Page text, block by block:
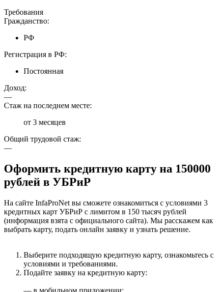
Требования
Гражданство:
РФ
Регистрация в РФ:
Постоянная
Доход:
—
Стаж на последнем месте:
от 3 месяцев
Общий трудовой стаж:
—
Оформить кредитную карту на 150000
рублей в УБРиР
На сайте InfaProNet вы сможете ознакомиться с условиями 3
кредитных карт УБРиР с лимитом в 150 тысяч рублей
(информация взята с официального сайта). Мы расскажем как
выбрать карту, подать онлайн заявку и узнать решение.
Выберите подходящую кредитную карту, ознакомьтесь с
условиями и требованиями.
Подайте заявку на кредитную карту:
— в мобильном приложении;